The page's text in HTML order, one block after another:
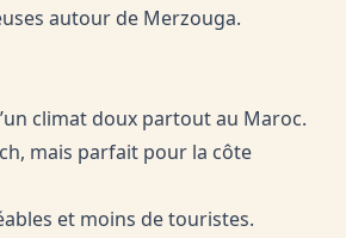
autour de Merzouga.
climat doux partout au Maroc.
mais parfait pour la côte
et moins de touristes.